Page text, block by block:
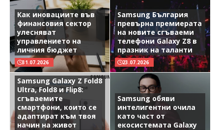
Как иновациите във
финансовия сектор
улесняват
управлението на
личния бюджет
31.07.2026
Samsung България
превърна премиерата
на новите сгъваеми
телефони Galaxy Z8 в
празник на таланти
23.07.2026
Samsung Galaxy Z Fold8
Ultra, Fold8 и Flip8:
сгъваемите
смартфони, които се
адаптират към твоя
начин на живот
Samsung обяви
интелигентни очила
като част от
екосистемата Galaxy